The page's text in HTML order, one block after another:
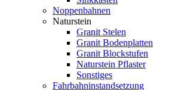
Noppenbahnen
Naturstein
Granit Stelen
Granit Bodenplatten
Granit Blockstufen
Naturstein Pflaster
Sonstiges
Fahrbahninstandsetzung